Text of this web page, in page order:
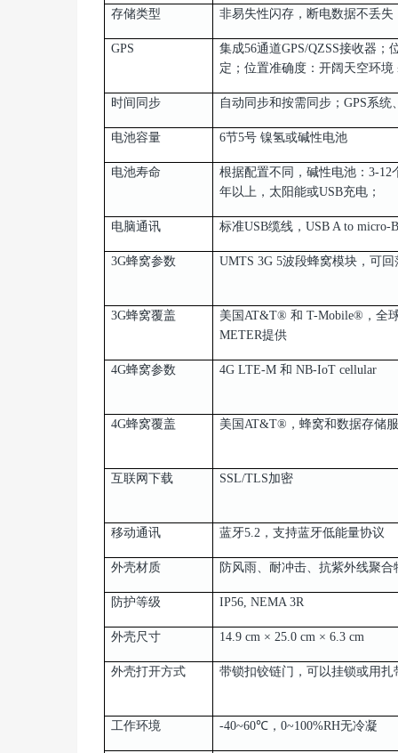
存储类型 非易失性闪存，断电数据
GPS
集成56通道GPS/QZSS接收器
定；位置准确度：开阔天
时间同步 自动同步和按需同步；GPS系
电池容量 6节5号 镍氢或碱性电池
电池寿命
根据配置不同，碱性电池：3-
年以上，太阳能或USB充
电脑通讯 标准USB缆线，USB A to micro-B
3G蜂窝参数 UMTS 3G 5波段蜂窝模块，可回
3G蜂窝覆盖
美国AT&T® 和 T-Mobile®，全
METER提供
4G蜂窝参数 4G LTE-M 和 NB-IoT cellular
4G蜂窝覆盖 美国AT&T®，蜂窝和数据
互联网下载 SSL/TLS加密
移动通讯 蓝牙5.2，支持蓝牙低能量协议
外壳材质 防风雨、耐冲击、抗紫外线聚合
防护等级 IP56, NEMA 3R
外壳尺寸 14.9 cm × 25.0 cm × 6.3 cm
外壳打开方式 带锁扣铰链门，可以挂锁或用扎
工作环境 -40~60℃，0~100%RH无冷凝